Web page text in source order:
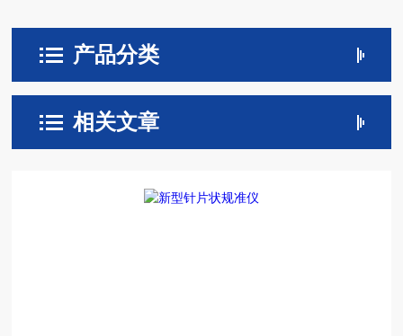
产品分类
相关文章